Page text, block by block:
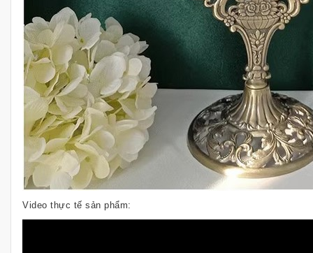
Video thực tế sản phẩm: